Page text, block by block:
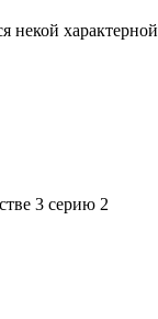
некой характерной
3 серию 2